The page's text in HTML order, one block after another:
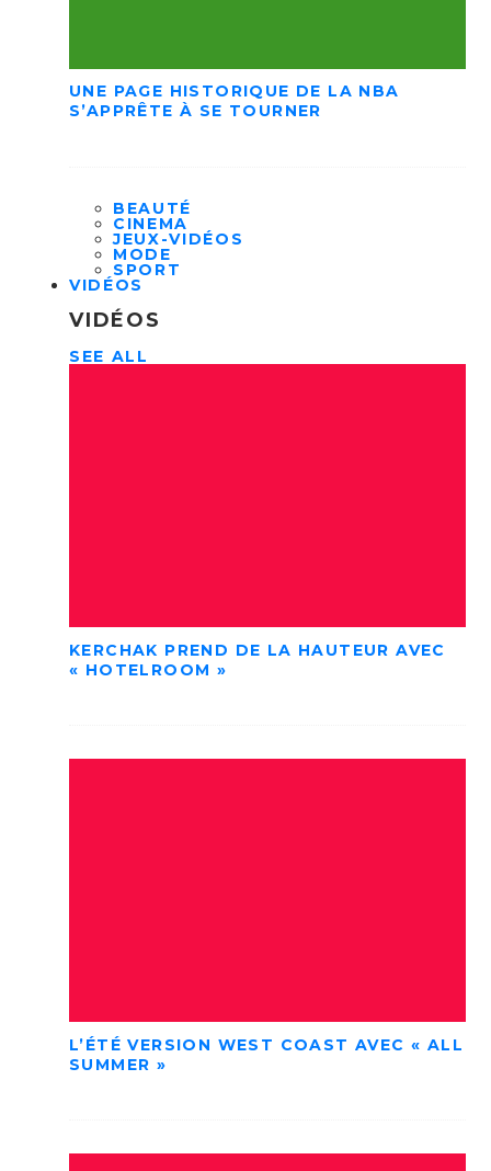
UNE PAGE HISTORIQUE DE LA NBA
S’APPRÊTE À SE TOURNER
BEAUTÉ
CINEMA
JEUX-VIDÉOS
MODE
SPORT
VIDÉOS
VIDÉOS
SEE ALL
KERCHAK PREND DE LA HAUTEUR AVEC
« HOTELROOM »
L’ÉTÉ VERSION WEST COAST AVEC « ALL
SUMMER »